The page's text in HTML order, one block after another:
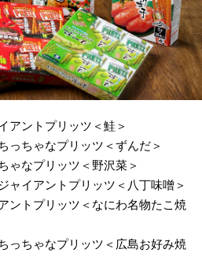
ントプリッツ＜鮭＞
ちゃなプリッツ＜ずんだ＞
なプリッツ＜野沢菜＞
イアントプリッツ＜八丁味噌＞
トプリッツ＜なにわ名物たこ焼
ちゃなプリッツ＜広島お好み焼